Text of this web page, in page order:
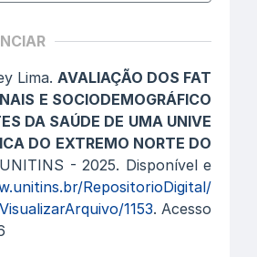
Lima. AVALIAÇÃO DOS FAT
E SOCIODEMOGRÁFICO
DA SAÚDE DE UMA UNIVE
DO EXTREMO NORTE DO
- 2025. Disponível e
RepositorioDigital/
1153. Acesso